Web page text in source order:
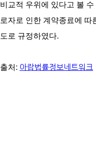
비교적 우위에 있다고 볼
로자로 인한 계약종료에 따
도로 규정하였다.
출처: 아랍법률정보네트워크